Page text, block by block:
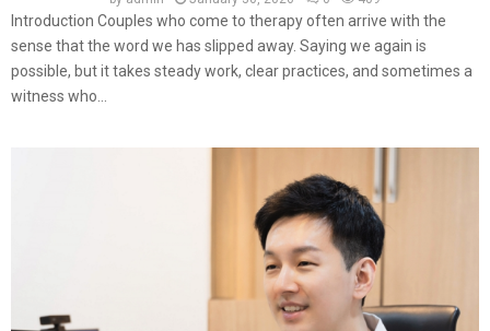
Introduction Couples who come to therapy often arrive with the
sense that the word we has slipped away. Saying we again is
possible, but it takes steady work, clear practices, and sometimes a
witness who...